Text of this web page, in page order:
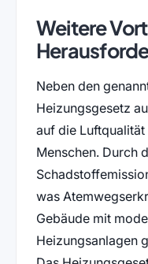
Weitere
Neben den
Heizungsgesetz
auf die
Menschen. Durch
was
Gebäude mit
Heizungsanlagen